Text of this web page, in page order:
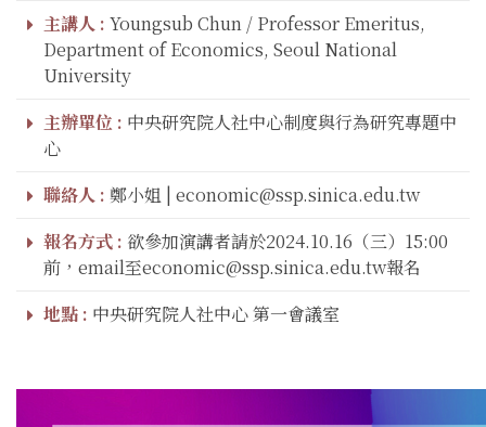
主講人 : Youngsub Chun / Professor Emeritus,
Department of Economics, Seoul National
University
主辦單位 : 中央研究院人社中心制度與行為研究專題中
心
聯絡人 : 鄭小姐 | economic@ssp.sinica.edu.tw
報名方式 : 欲參加演講者請於2024.10.16（三）15:00
前，email至economic@ssp.sinica.edu.tw報名
地點 : 中央研究院人社中心 第一會議室